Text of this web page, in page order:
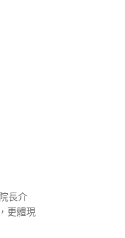
長介
更體現